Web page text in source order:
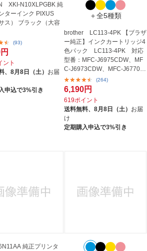
XKI-N10XLPGBK 純
ターインク PIXUS
ス） ブラック（大容
(93)
ント
、8月8日（土） お届
申込で3%引き
＋全5種類
brother LC113-4PK 【ブラザ
ー純正】インクカートリッジ4
色パック LC113-4PK 対応
型番：MFC-J6975CDW、MF
C-J6973CDW、MFC-J6770C
DW、MFC-J6573CD...
(264)
6,190円
619ポイント
送料無料、 8月8日（土） お届
け
定期購入申込で3%引き
純正プリンタ